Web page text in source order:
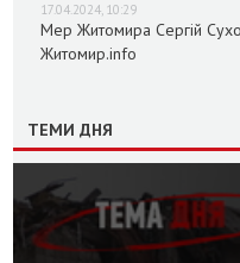
17.04.2024, 10:29
Мер Житомира Сергій
Житомир.info
ТЕМИ ДНЯ